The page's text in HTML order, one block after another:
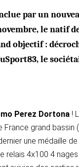
par un
le natif
objectif :
le
Perez Dortona !
grand bassin
une médaille
relais 4x100 4